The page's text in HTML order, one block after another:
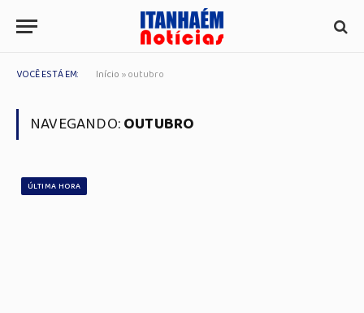
VOCÊ ESTÁ EM: Início »outubro
NAVEGANDO:OUTUBRO
ÚLTIMA HORA